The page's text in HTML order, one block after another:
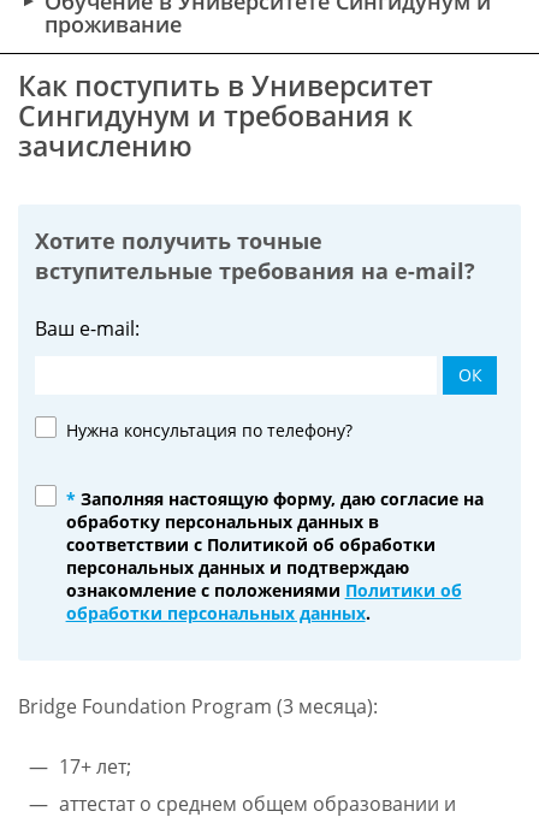
проживание
Как поступить в Университет
Сингидунум и требования к
зачислению
Хотите получить точные
вступительные требования наe-mail?
Ваш e-mail:
ОК
Нужна консультация по телефону?
*Заполняя настоящую форму, даю согласие на
обработку персональных данных в
соответствии с Политикой об обработки
персональных данных и подтверждаю
ознакомление с положениями Политики об
обработки персональных данных.
Bridge Foundation Program (3 месяца):
17+ лет;
аттестат о среднем общем образовании и